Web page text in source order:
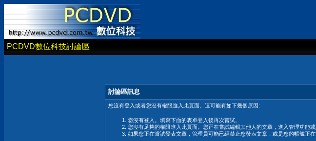
PCDVD數位科技討論區
討論區訊息
您沒有登入或者您沒有權限進入此頁面。這可能有如下幾個原因:
您沒有登入。填寫下面的表單登入後再次嘗試。
您沒有足夠的權限進入此頁面。您正在嘗試編輯其他人的文章，進入管理功能
如果您正在嘗試發表文章，管理員可能已經禁止您發表文章，或是您的帳號正在